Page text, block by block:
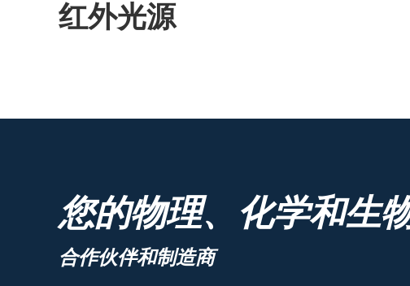
红外光源
您的物理、化学和生
合作伙伴和制造商